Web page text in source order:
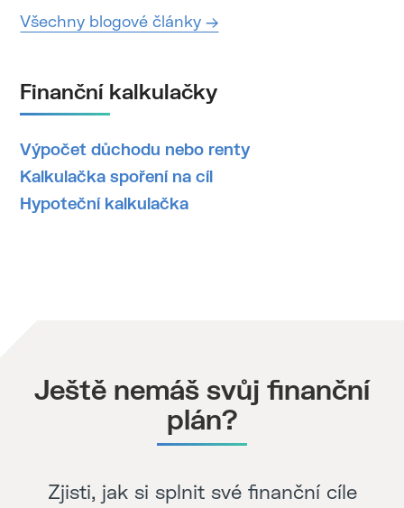
Všechny blogové články →
Finanční kalkulačky
Výpočet důchodu nebo renty
Kalkulačka spoření na cíl
Hypoteční kalkulačka
Ještě nemáš svůj finanční
plán?
Zjisti, jak si splnit své finanční cíle